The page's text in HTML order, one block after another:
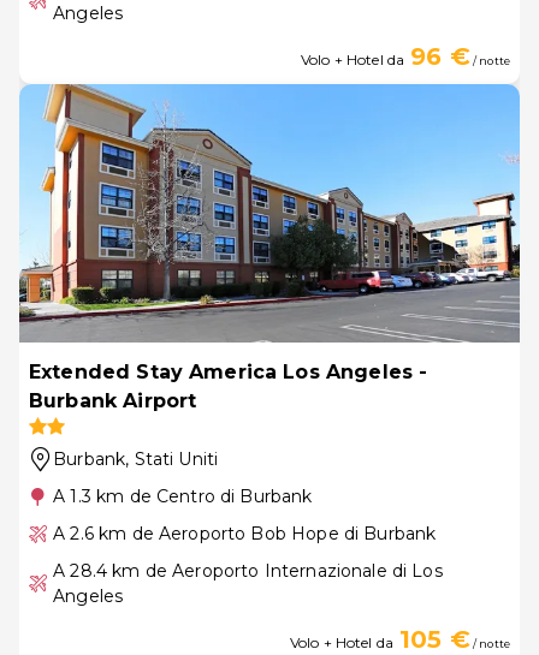
Angeles
Volo + Hotel da 96 €/ notte
Extended Stay America Los Angeles -
Burbank Airport
Burbank, Stati Uniti
A 1.3 km de Centro di Burbank
A 2.6 km de Aeroporto Bob Hope di Burbank
A 28.4 km de Aeroporto Internazionale di Los
Angeles
Volo + Hotel da 105 €/ notte